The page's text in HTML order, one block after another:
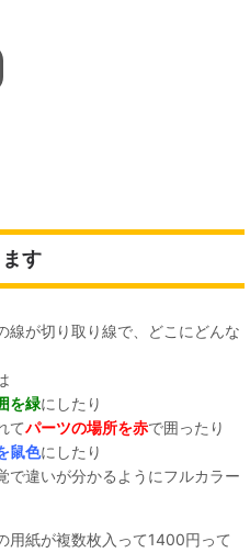
す
線が切り取り線で、どこにどんな
を緑にしたり
てパーツの場所を赤で囲ったり
鼠色にしたり
で違いが分かるようにフルカラー
用紙が複数枚入って1400円って